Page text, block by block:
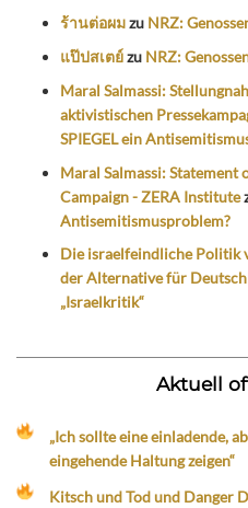
ร้านต่อผมzu NRZ:
แป๊ปสเตย์zu NRZ:
Maral Salmassi:
aktivistischen
SPIEGEL ein
Maral Salmassi:
Campaign - ZERA Institute
Antisemitismusproblem?
Die israelfeindliche Politik
der Alternative für
„Israelkritik“
Aktuell
„Ich sollte eine einladende,
eingehende Haltung zeigen“
Kitsch und Tod und Danger